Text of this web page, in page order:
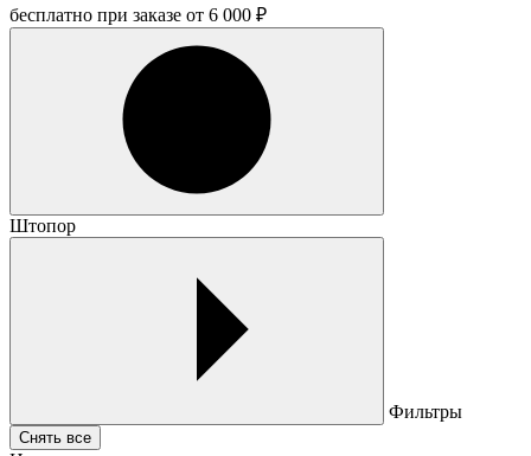
бесплатно при заказе от 6 000 ₽
Штопор
Фильтры
Снять все